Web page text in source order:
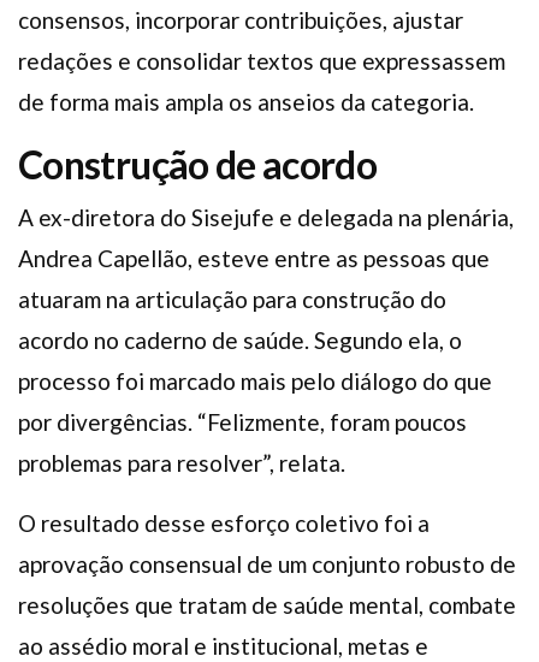
consensos, incorporar contribuições, ajustar
redações e consolidar textos que expressassem
de forma mais ampla os anseios da categoria.
Construção de acordo
A ex-diretora do Sisejufe e delegada na plenária,
Andrea Capellão, esteve entre as pessoas que
atuaram na articulação para construção do
acordo no caderno de saúde. Segundo ela, o
processo foi marcado mais pelo diálogo do que
por divergências. “Felizmente, foram poucos
problemas para resolver”, relata.
O resultado desse esforço coletivo foi a
aprovação consensual de um conjunto robusto de
resoluções que tratam de saúde mental, combate
ao assédio moral e institucional, metas e